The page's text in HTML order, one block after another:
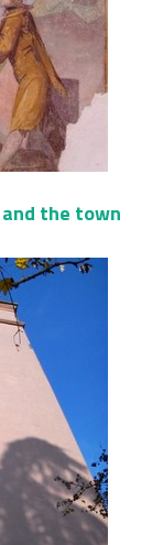
the town